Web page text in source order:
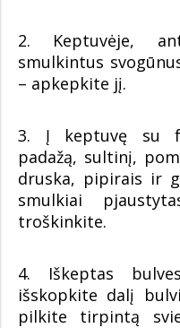
2. Keptuvėje,
smulkintus
– apkepkite jį.
3. Į keptuvę su
padažą, sultinį,
druska, pipirais ir
smulkiai
troškinkite.
4. Iškeptas
išskopkite dalį
pilkite tirpintą